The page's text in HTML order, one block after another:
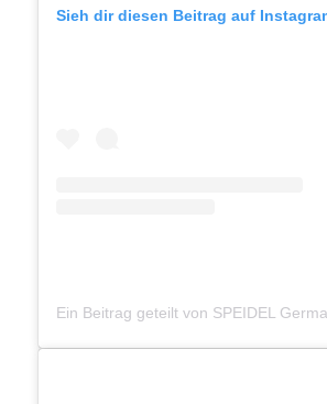
Sieh dir diesen Beitrag auf